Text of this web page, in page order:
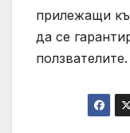
прилежащи
да се
ползвателите.